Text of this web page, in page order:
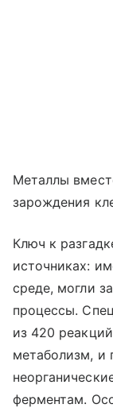
Металлы
зарождения
Ключ к
источниках:
среде, могли
процессы.
из 420
метаболизм, и
ферментам.